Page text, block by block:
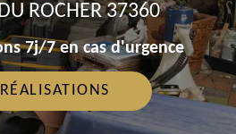
ROCHER 37360
7j/7 en cas d'urgence